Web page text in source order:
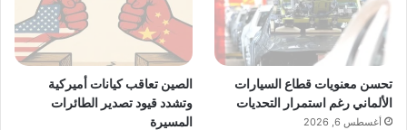
تحسن معنويات قطاع السيارات
الألماني رغم استمرار التحديات
أغسطس 6, 2026
الصين تعاقب كيانات أميركية
وتشدد قيود تصدير الطائرات
المسيرة